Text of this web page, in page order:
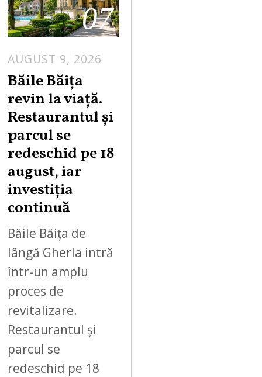
07
AUGUST 9, 2026
S
9
Băile Băița
revin la viață.
Restaurantul și
parcul se
redeschid pe 18
august, iar
investiția
continuă
Băile Băița de
lângă Gherla intră
într-un amplu
proces de
revitalizare.
Restaurantul și
parcul se
redeschid pe 18